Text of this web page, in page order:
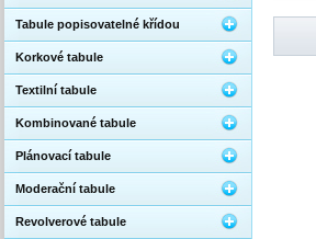
Tabule popisovatelné křídou
Korkové tabule
Textilní tabule
Kombinované tabule
Plánovací tabule
Moderační tabule
Revolverové tabule